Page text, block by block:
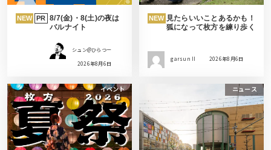
NEW PR 8/7(金)・8(土)の夜は
バルナイト
シュン@ひらつー
2026年8月6日
NEW 見たらいいことあるかも！
狐になって枚方を練り歩く
garsun II 2026年8月6日
イベント ニュース